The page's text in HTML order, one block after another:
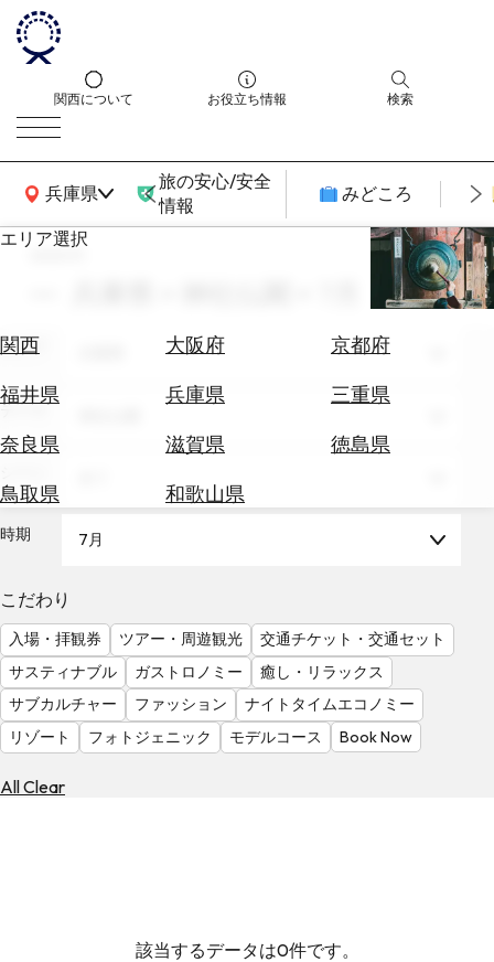
関西について お役立ち情報 検索
兵庫県
関西広域MAP
旅の安心/安全
情報
みどころ
エリア選択
関西 大阪府
京都府
福井県
兵庫県
三重県
奈良県
滋賀県
徳島県
鳥取県
和歌山県
エ
券
テ
を
調
べ
る
天
気
を
見
る
search
エリア
テーマ
時期 7月
こだわり
入場・拝観券 ツアー・周遊観光
交通チケット・交通セット
サスティナブル
ガストロノミー
癒し・リラックス
サブカルチャー
ファッション
ナイトタイムエコノミー
リゾート
フォトジェニック モデルコース Book Now
All Clear
該当するデータは0件です。